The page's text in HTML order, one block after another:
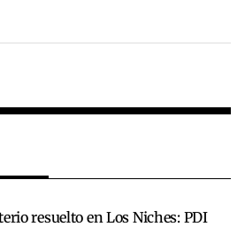
resuelto en Los Niches: PDI